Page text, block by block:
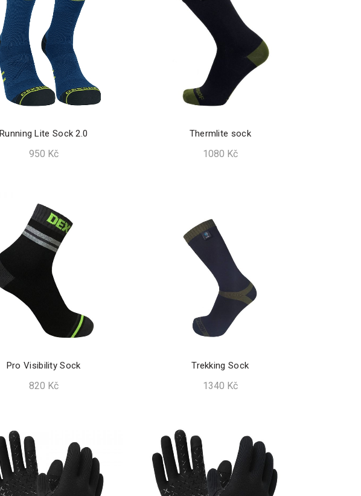
Running Lite Sock 2.0
950 Kč
Thermlite sock
1080 Kč
Pro Visibility Sock
820 Kč
Trekking Sock
1340 Kč